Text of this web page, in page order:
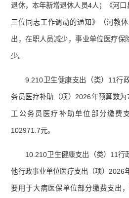
退休，本年新增退休人员4人；《河
三位同志工作调动的通知》（河教
出，在职人员减少，事业单位医疗保
少。
9.210卫生健康支出（类）11行
务员医疗补助（项）2026年预算数
工公务员医疗补助单位部分缴费
102971.7元。
10.210卫生健康支出（类）11行
他行政事业单位医疗支出（项）2026
要用于大病医保单位部分缴费支出